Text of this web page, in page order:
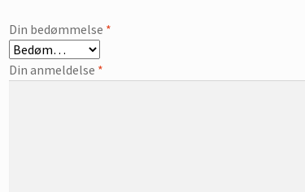
Din bedømmelse *
Din anmeldelse *